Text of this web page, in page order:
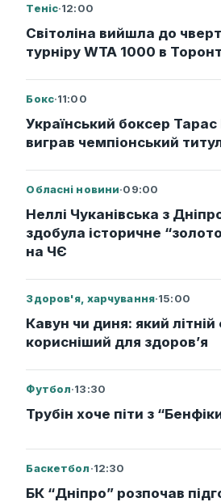
Теніс·12:00
Світоліна вийшла до
турніру WTA 1000 в
Бокс·11:00
Український боксер
виграв чемпіонський
Обласні новини·09:00
Неллі Чуканівська з
здобула історичне
на ЧЄ
Здоров'я, харчування·15:00
Кавун чи диня: який
корисніший для здоров’я
Футбол·13:30
Трубін хоче піти з
Баскетбол·12:30
БК “Дніпро” розпочав